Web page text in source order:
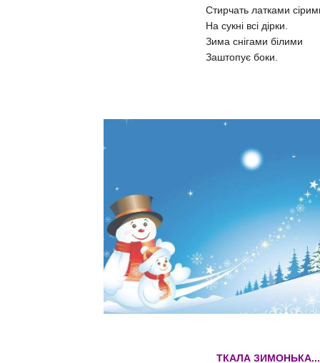
Стирчать латками
На сукні всі дірки.
Зима снігами білими
Заштопує боки.
ТКАЛА ЗИМОНЬКА...